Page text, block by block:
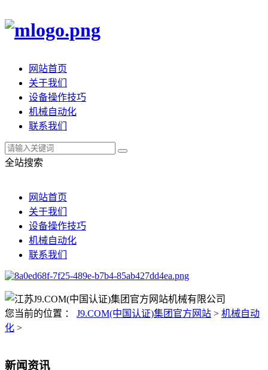
网站首页
关于我们
设备操作技巧
机械自动化
联系我们
全站搜索
网站首页
关于我们
设备操作技巧
机械自动化
联系我们
您当前的位置 ： J9.COM(中国认证)集团官方网站 > 机械自动
化 >
新闻资讯